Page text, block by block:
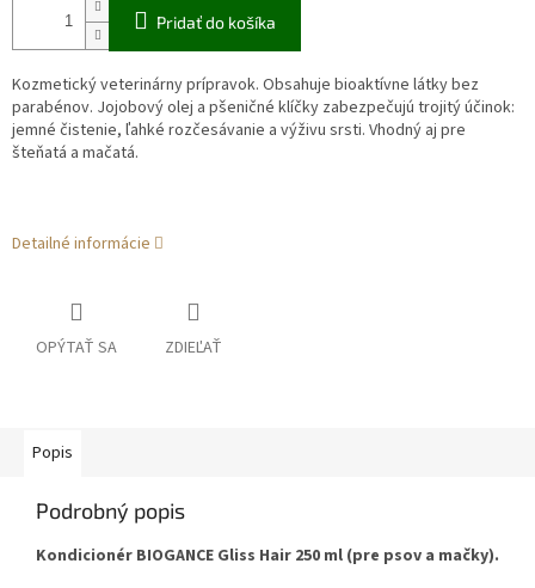
Pridať do košíka
Kozmetický veterinárny prípravok. Obsahuje bioaktívne látky bez
parabénov. Jojobový olej a pšeničné klíčky zabezpečujú trojitý účinok:
jemné čistenie, ľahké rozčesávanie a výživu srsti. Vhodný aj pre
šteňatá a mačatá.
Detailné informácie
OPÝTAŤ SA ZDIEĽAŤ
Popis
Podrobný popis
Kondicionér BIOGANCE Gliss Hair 250 ml (pre psov a mačky).